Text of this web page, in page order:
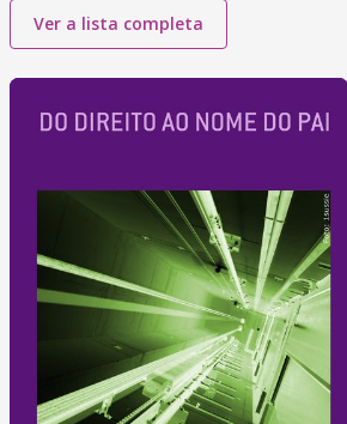
Ver a lista completa